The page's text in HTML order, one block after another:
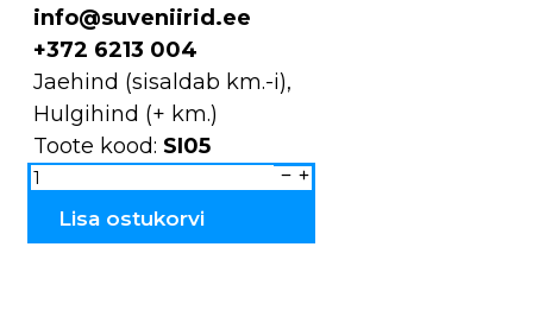
info@suveniirid.ee
+372 6213 004
Jaehind (sisaldab km.-i),
Hulgihind (+ km.)
Toote kood: SI05
Saunamüts
NAISTE
SI05
Lisa ostukorvi